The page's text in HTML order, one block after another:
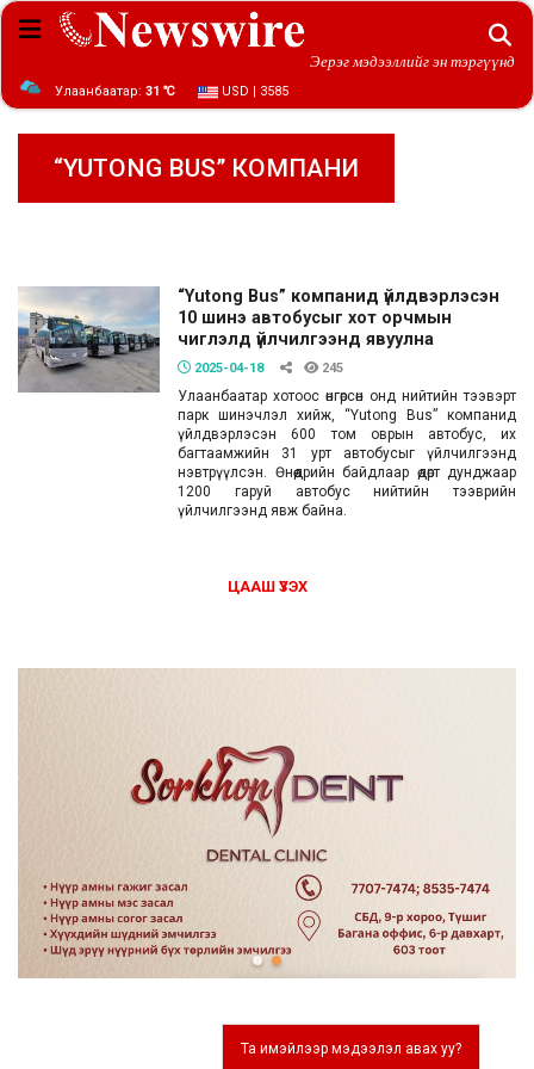
Эерэг мэдээллийг эн тэргүүнд
Улаанбаатар: 31 ℃ USD | 3585
“YUTONG BUS” КОМПАНИ
“Yutong Bus” компанид үйлдвэрлэсэн
10 шинэ автобусыг хот орчмын
чиглэлд үйлчилгээнд явуулна
2025-04-18 245
Улаанбаатар хотоос өнгөрсөн онд нийтийн тээвэрт
парк шинэчлэл хийж, “Yutong Bus” компанид
үйлдвэрлэсэн 600 том оврын автобус, их
багтаамжийн 31 урт автобусыг үйлчилгээнд
нэвтрүүлсэн. Өнөөдрийн байдлаар өдөрт дунджаар
1200 гаруй автобус нийтийн тээврийн
үйлчилгээнд явж байна.
ЦААШ ҮЗЭХ
Та имэйлээр мэдээлэл авах уу?